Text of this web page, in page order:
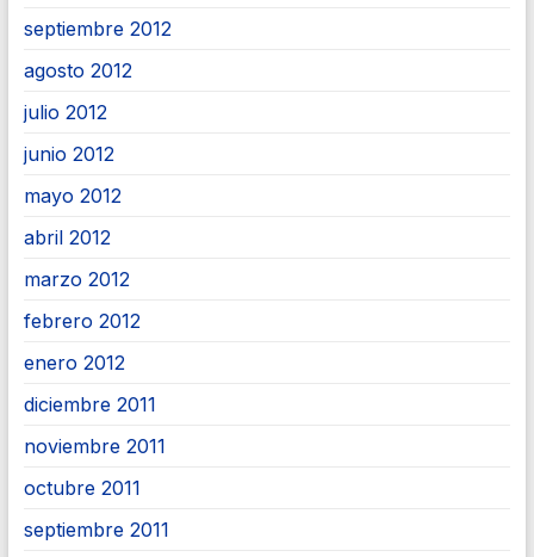
septiembre 2012
agosto 2012
julio 2012
junio 2012
mayo 2012
abril 2012
marzo 2012
febrero 2012
enero 2012
diciembre 2011
noviembre 2011
octubre 2011
septiembre 2011